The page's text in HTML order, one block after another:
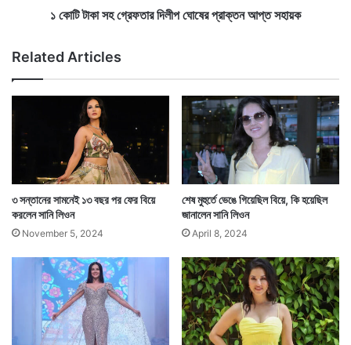
Sunny Leone
লী
প
ঘো
ষে
প্রা
আ
প্ত
স
য়
১ কোটি টাকা সহ গ্রেফতার দিলীপ ঘোষের প্রাক্তন আপ্ত সহায়ক
Related Articles
৩ সন্তানের সামনেই ১৩ বছর পর ফের বিয়ে
করলেন সানি লিওন
November 5, 2024
শেষ মুহুর্তে ভেঙে গিয়েছিল বিয়ে, কি হয়েছিল
জানালেন সানি লিওন
April 8, 2024